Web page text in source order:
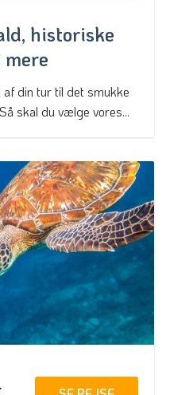
historiske
din tur til det smukke
skal du vælge vores...